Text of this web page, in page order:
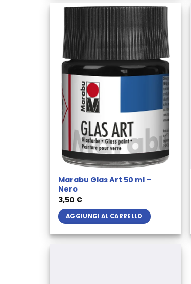
Marabu Glas Art 50 ml –
Nero
3,50 €
AGGIUNGI AL CARRELLO